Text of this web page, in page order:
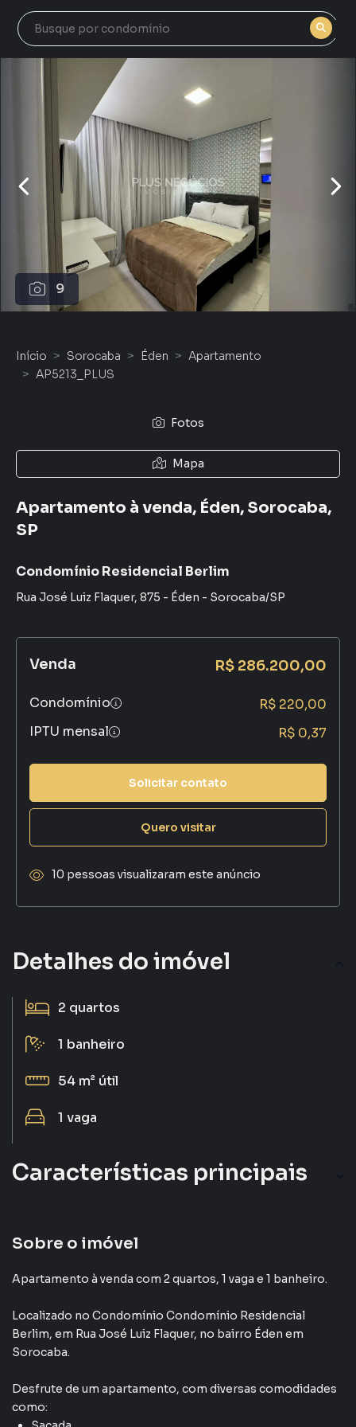
9
Detalhes do imóvel
2 quartos
1 banheiro
54 m² útil
1 vaga
Características principais
Armário Banheiro
Armário no Quarto
Lavanderia
Sacada
Sobre o imóvel
Apartamento à venda com 2 quartos, 1 vaga e 1 banheiro.
Localizado no Condomínio Condomínio Residencial
Berlim, em Rua José Luiz Flaquer, no bairro Éden em
Sorocaba.
Desfrute de um apartamento, com diversas comodidades
como:
Início Sorocaba Éden
Apartamento
AP5213_PLUS
Fotos
Mapa
Apartamento à venda, Éden, Sorocaba,
SP
Condomínio Residencial Berlim
Rua José Luiz Flaquer, 875 - Éden - Sorocaba/SP
Venda R$ 286.200,00
Condomínio
R$ 220,00
IPTU mensal
R$ 0,37
Solicitar contato
Quero visitar
10 pessoas visualizaram este anúncio